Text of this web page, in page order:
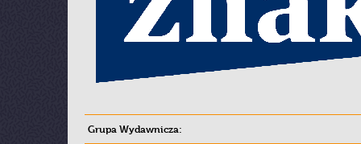
Grupa Wydawnicza: